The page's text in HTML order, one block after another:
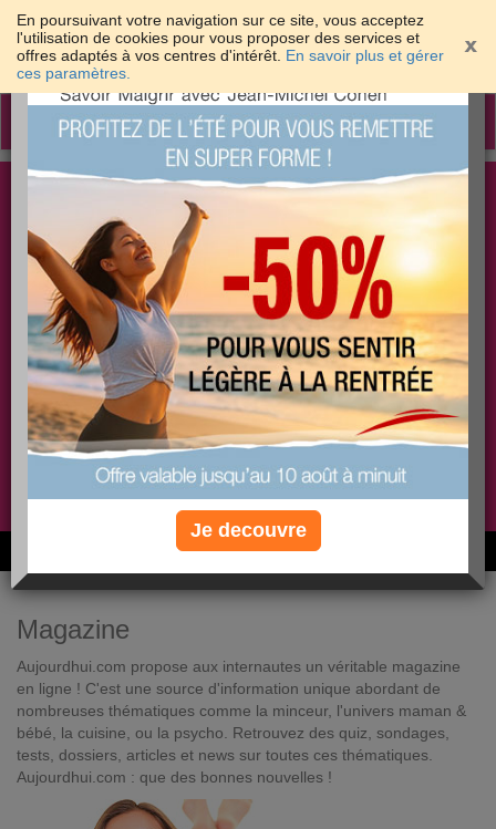
En poursuivant votre navigation sur ce site, vous acceptez
l'utilisation de cookies pour vous proposer des services et
offres adaptés à vos centres d'intérêt. En savoir plus et gérer
ces paramètres.
Toggle
Les meilleures solutions pour maigrir et être bien
dans sa peau
PLUS
EFFICACE
PLUS
SANTÉ
PLUS
COACHING
Non, je préfère le régime gratuit
6M de personnes ont maigri et réappris à manger avec nous
Magazine
Aujourdhui.com propose aux internautes un véritable magazine
en ligne ! C'est une source d'information unique abordant de
nombreuses thématiques comme la minceur, l'univers maman &
bébé, la cuisine, ou la psycho. Retrouvez des quiz, sondages,
tests, dossiers, articles et news sur toutes ces thématiques.
Aujourdhui.com : que des bonnes nouvelles !
×
Je decouvre